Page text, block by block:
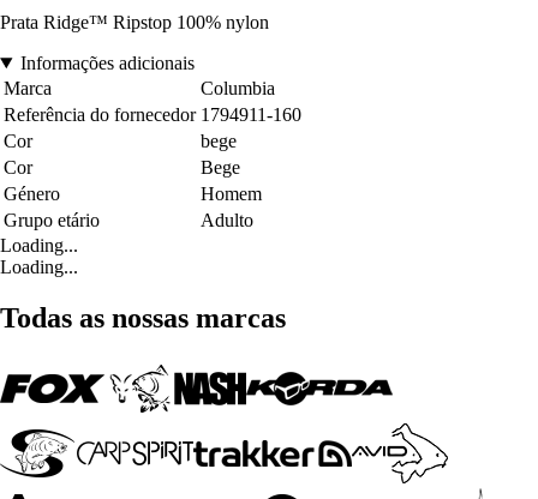
Prata Ridge™ Ripstop 100% nylon
Informações adicionais
Marca
Columbia
Referência do fornecedor 1794911-160
Cor
bege
Cor
Bege
Género
Homem
Grupo etário
Adulto
Loading...
Loading...
Todas as nossas marcas